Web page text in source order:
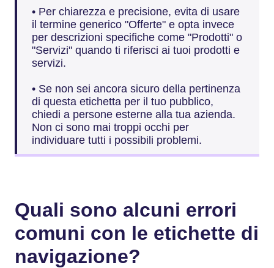
• Per chiarezza e precisione, evita di usare
il termine generico "Offerte" e opta invece
per descrizioni specifiche come "Prodotti" o
"Servizi" quando ti riferisci ai tuoi prodotti e
servizi.
• Se non sei ancora sicuro della pertinenza
di questa etichetta per il tuo pubblico,
chiedi a persone esterne alla tua azienda.
Non ci sono mai troppi occhi per
individuare tutti i possibili problemi.
Quali sono alcuni errori
comuni con le etichette di
navigazione?